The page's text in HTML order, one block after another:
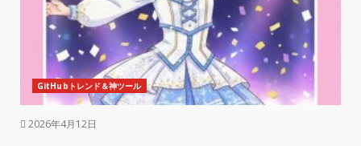
GitHubトレンド＆神ツール
2026年4月12日